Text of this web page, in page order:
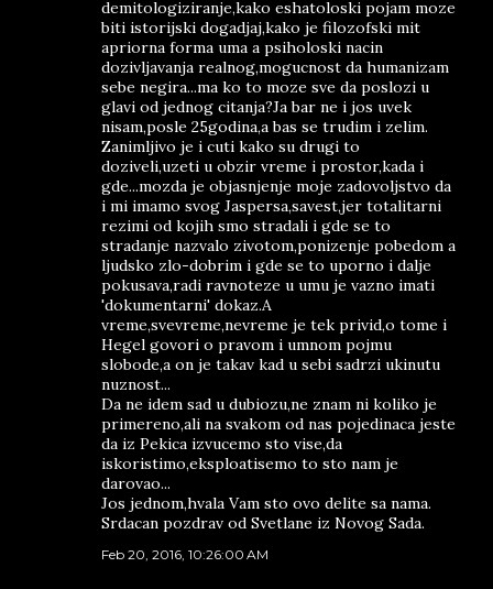
demitologiziranje,kako eshatoloski pojam moze
biti istorijski dogadjaj,kako je filozofski mit
apriorna forma uma a psiholoski nacin
dozivljavanja realnog,mogucnost da humanizam
sebe negira...ma ko to moze sve da poslozi u
glavi od jednog citanja?Ja bar ne i jos uvek
nisam,posle 25godina,a bas se trudim i zelim.
Zanimljivo je i cuti kako su drugi to
doziveli,uzeti u obzir vreme i prostor,kada i
gde...mozda je objasnjenje moje zadovoljstvo da
i mi imamo svog Jaspersa,savest,jer totalitarni
rezimi od kojih smo stradali i gde se to
stradanje nazvalo zivotom,ponizenje pobedom a
ljudsko zlo-dobrim i gde se to uporno i dalje
pokusava,radi ravnoteze u umu je vazno imati
'dokumentarni' dokaz.A
vreme,svevreme,nevreme je tek privid,o tome i
Hegel govori o pravom i umnom pojmu
slobode,a on je takav kad u sebi sadrzi ukinutu
nuznost...
Da ne idem sad u dubiozu,ne znam ni koliko je
primereno,ali na svakom od nas pojedinaca jeste
da iz Pekica izvucemo sto vise,da
iskoristimo,eksploatisemo to sto nam je
darovao...
Jos jednom,hvala Vam sto ovo delite sa nama.
Srdacan pozdrav od Svetlane iz Novog Sada.
Feb 20, 2016, 10:26:00 AM